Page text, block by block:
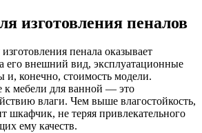
изготовления пеналов
пенала оказывает
его внешний вид, эксплуатационные
и, конечно, стоимость модели.
к мебели для ванной — это
влаги. Чем выше влагостойкость,
шкафчик, не теряя привлекательного
ему качеств.